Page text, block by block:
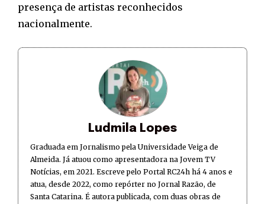
presença de artistas reconhecidos
nacionalmente.
Ludmila Lopes
Graduada em Jornalismo pela Universidade Veiga de
Almeida. Já atuou como apresentadora na Jovem TV
Notícias, em 2021. Escreve pelo Portal RC24h há 4 anos e
atua, desde 2022, como repórter no Jornal Razão, de
Santa Catarina. É autora publicada, com duas obras de